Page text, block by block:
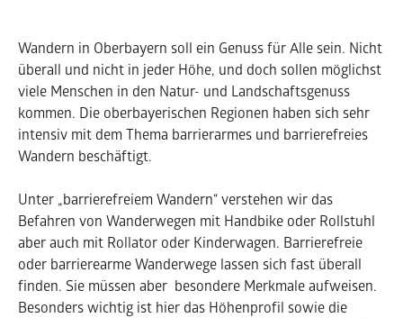
Wandern in Oberbayern soll ein Genuss für Alle sein. Nicht
überall und nicht in jeder Höhe, und doch sollen möglichst
viele Menschen in den Natur- und Landschaftsgenuss
kommen. Die oberbayerischen Regionen haben sich sehr
intensiv mit dem Thema barrierarmes und barrierefreies
Wandern beschäftigt.
Unter „barrierefreiem Wandern“ verstehen wir das
Befahren von Wanderwegen mit Handbike oder Rollstuhl
aber auch mit Rollator oder Kinderwagen. Barrierefreie
oder barrierearme Wanderwege lassen sich fast überall
finden. Sie müssen aber besondere Merkmale aufweisen.
Besonders wichtig ist hier das Höhenprofil sowie die